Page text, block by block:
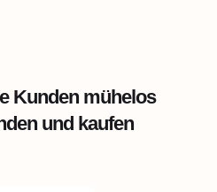
Kunden mühelos
und kaufen